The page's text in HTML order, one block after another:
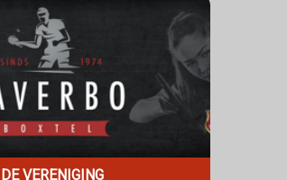
DE VERENIGING